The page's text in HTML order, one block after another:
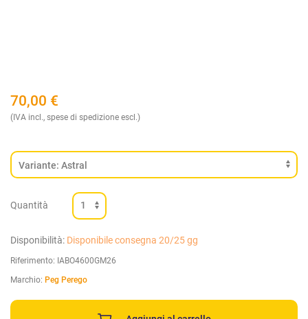
70,00 €
(IVA incl., spese di spedizione escl.)
Quantità
Disponibilità: Disponibile consegna 20/25 gg
Riferimento: IABO4600GM26
Marchio: Peg Perego